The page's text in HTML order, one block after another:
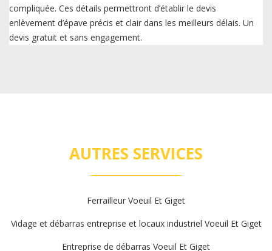
compliquée. Ces détails permettront d’établir le devis
enlèvement d’épave précis et clair dans les meilleurs délais. Un
devis gratuit et sans engagement.
AUTRES SERVICES
Ferrailleur Voeuil Et Giget
Vidage et débarras entreprise et locaux industriel Voeuil Et Giget
Entreprise de débarras Voeuil Et Giget